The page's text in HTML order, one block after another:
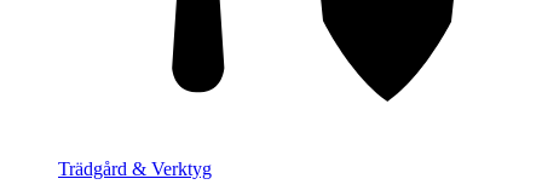
Trädgård & Verktyg